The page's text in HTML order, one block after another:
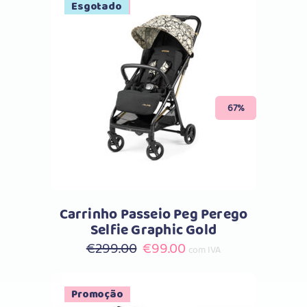
Promoção
Esgotado
67%
Comprar
Carrinho Passeio Peg Perego
Selfie Graphic Gold
€299.00 O
€99.00Ocom IVA
Promoção